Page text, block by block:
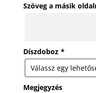
Szöveg a másik
Díszdoboz *
Megjegyzés